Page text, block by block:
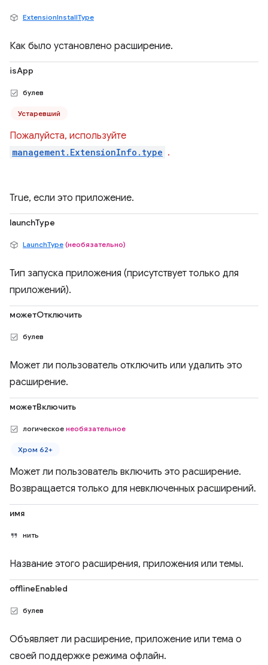
ExtensionInstallType
Как было установлено расширение.
isApp
булев
Устаревший
Пожалуйста, используйте
management.ExtensionInfo.type .
True, если это приложение.
launchType
LaunchType (необязательно)
Тип запуска приложения (присутствует только для
приложений).
можетОтключить
булев
Может ли пользователь отключить или удалить это
расширение.
можетВключить
логическое необязательное
Хром 62+
Может ли пользователь включить это расширение.
Возвращается только для невключенных расширений.
имя
нить
Название этого расширения, приложения или темы.
offlineEnabled
булев
Объявляет ли расширение, приложение или тема о
своей поддержке режима офлайн.